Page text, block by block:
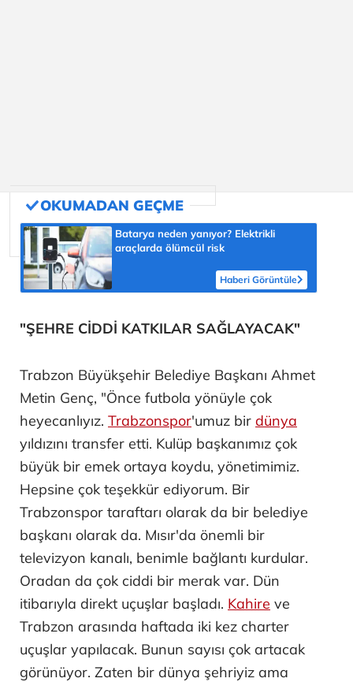
Batarya neden yanıyor? Elektrikli
araçlarda ölümcül risk
Haberi Görüntüle
"ŞEHRE CİDDİ KATKILAR SAĞLAYACAK"
Trabzon Büyükşehir Belediye Başkanı Ahmet
Metin Genç, "Önce futbola yönüyle çok
heyecanlıyız. Trabzonspor'umuz bir dünya
yıldızını transfer etti. Kulüp başkanımız çok
büyük bir emek ortaya koydu, yönetimimiz.
Hepsine çok teşekkür ediyorum. Bir
Trabzonspor taraftarı olarak da bir belediye
başkanı olarak da. Mısır'da önemli bir
televizyon kanalı, benimle bağlantı kurdular.
Oradan da çok ciddi bir merak var. Dün
itibarıyla direkt uçuşlar başladı. Kahire ve
Trabzon arasında haftada iki kez charter
uçuşlar yapılacak. Bunun sayısı çok artacak
görünüyor. Zaten bir dünya şehriyiz ama